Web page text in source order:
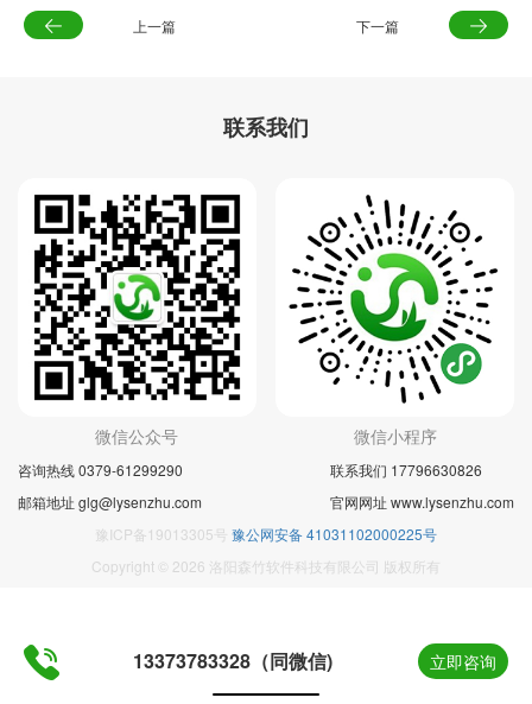
上一篇 下一篇
联系我们
微信公众号 微信小程序
咨询热线 0379-61299290
邮箱地址 glg@lysenzhu.com
联系我们 17796630826
官网网址 www.lysenzhu.com
豫ICP备19013305号 豫公网安备 41031102000225号
Copyright © 2026 洛阳森竹软件科技有限公司 版权所有
13373783328（同微信) 立即咨询
Powered by YXcms2012-2014 yxms.netInc.